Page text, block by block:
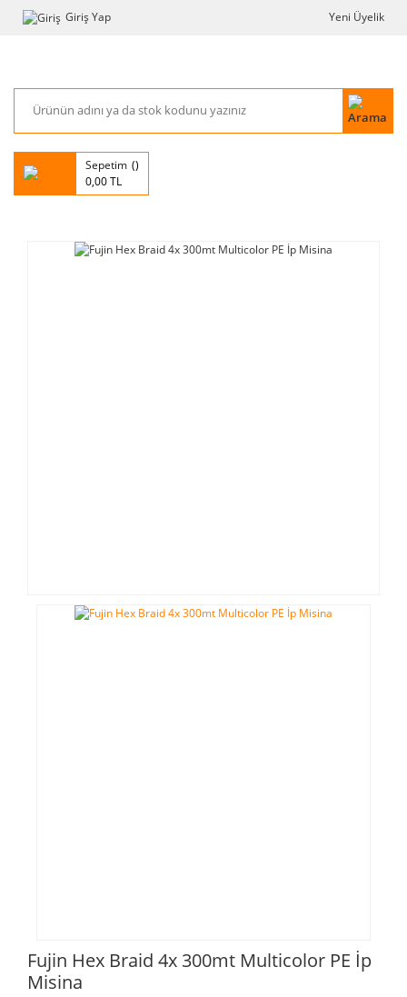
Giriş Yap Yeni Üyelik
Sepetim
0,00 TL
Fujin Hex Braid 4x 300mt Multicolor PE İp
Misina